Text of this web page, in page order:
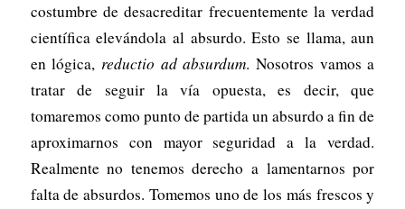
costumbre de desacreditar frecuentemente la verdad
científica elevándola al absurdo. Esto se llama, aun
en lógica, reductio ad absurdum. Nosotros vamos a
tratar de seguir la vía opuesta, es decir, que
tomaremos como punto de partida un absurdo a fin de
aproximarnos con mayor seguridad a la verdad.
Realmente no tenemos derecho a lamentarnos por
falta de ab­surdos. Tomemos uno de los más frescos y